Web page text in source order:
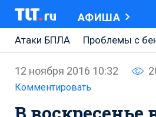
АФИША
Атаки БПЛА
Проблемы с
АВТОВАЗ
Ремонт Центральной площади
Ремонт Обводного шоссе
12 ноября 2016 10:32
Комментировать